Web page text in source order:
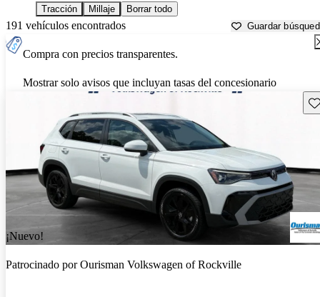
Tracción
Millaje Borrar todo
191 vehículos encontrados Guardar
Compra con precios transparentes.
Mostrar solo avisos que incluyan tasas del concesionario
¡Nuevo!
Patrocinado porOurisman Volkswagen of Rockville